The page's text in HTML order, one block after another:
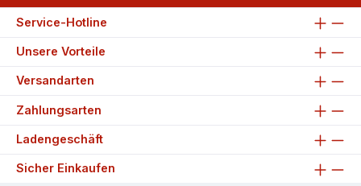
Service-Hotline
Unsere Vorteile
Versandarten
Zahlungsarten
Ladengeschäft
Sicher Einkaufen